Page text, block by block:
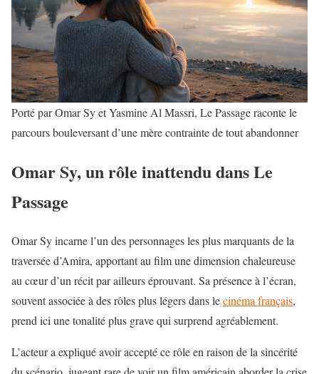
Porté par Omar Sy et Yasmine Al Massri, Le Passage raconte le
parcours bouleversant d’une mère contrainte de tout abandonner
Omar Sy, un rôle inattendu dans Le
Passage
Omar Sy incarne l’un des personnages les plus marquants de la
traversée d’Amira, apportant au film une dimension chaleureuse
au cœur d’un récit par ailleurs éprouvant. Sa présence à l’écran,
souvent associée à des rôles plus légers dans lecinéma français,
prend ici une tonalité plus grave qui surprend agréablement.
L’acteur a expliqué avoir accepté ce rôle en raison de la sincérité